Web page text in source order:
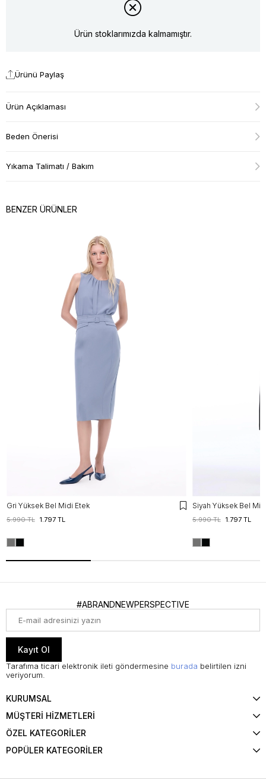
Ürün stoklarımızda kalmamıştır.
Ürünü Paylaş
Ürün Açıklaması
Beden Önerisi
Yıkama Talimatı / Bakım
BENZER ÜRÜNLER
Gri Yüksek Bel Midi Etek
1.797 TL
5.990 TL
Siyah Yüksek Bel
1.797 TL
5.990 TL
#ABRANDNEWPERSPECTIVE
Kayıt Ol
Tarafıma ticari elektronik ileti göndermesine burada belirtilen izni
veriyorum.
KURUMSAL
MÜŞTERİ HİZMETLERİ
ÖZEL KATEGORİLER
POPÜLER KATEGORİLER